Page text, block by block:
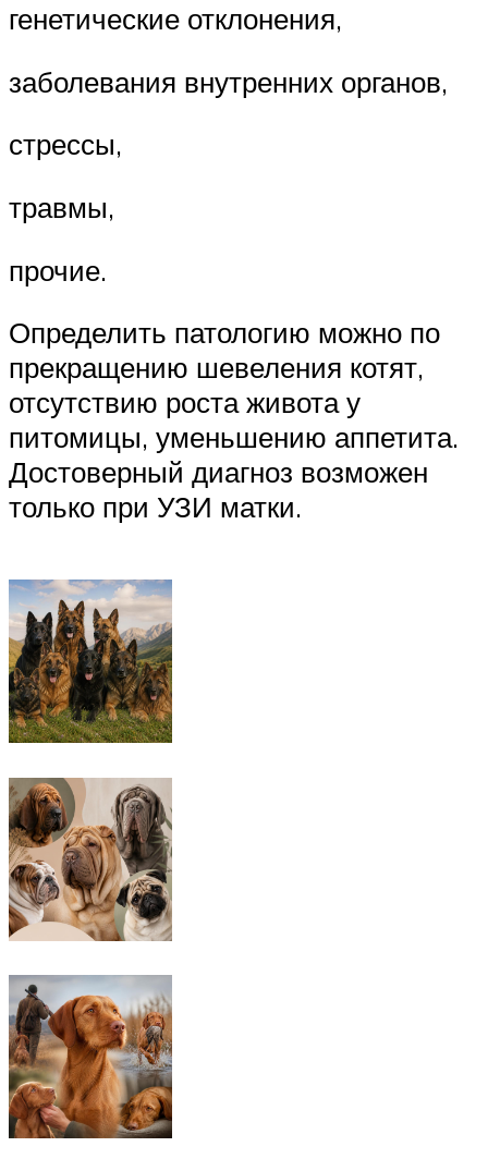
генетические отклонения,
заболевания внутренних органов,
стрессы,
травмы,
прочие.
Определить патологию можно по
прекращению шевеления котят,
отсутствию роста живота у
питомицы, уменьшению аппетита.
Достоверный диагноз возможен
только при УЗИ матки.